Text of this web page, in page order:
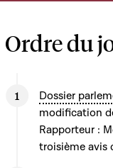
Ordre du
Dossier
modification
Rapporteur :
troisième avis